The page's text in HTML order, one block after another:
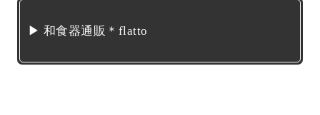
▶ 和食器通販＊flatto